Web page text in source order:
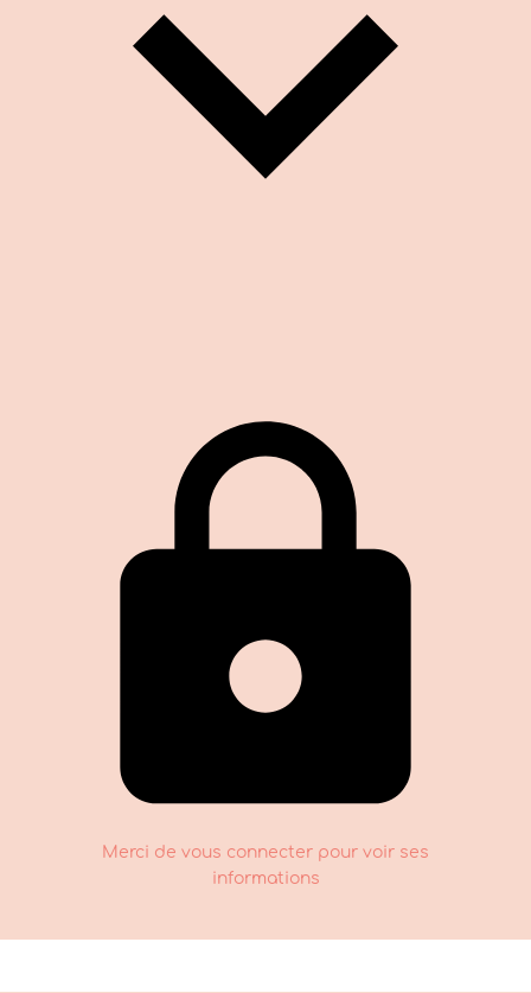
Merci de vous connecter pour voir ses
informations